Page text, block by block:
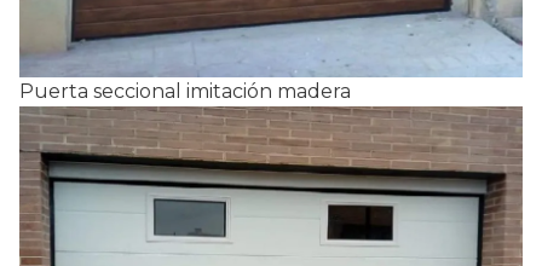
Puerta seccional imitación madera